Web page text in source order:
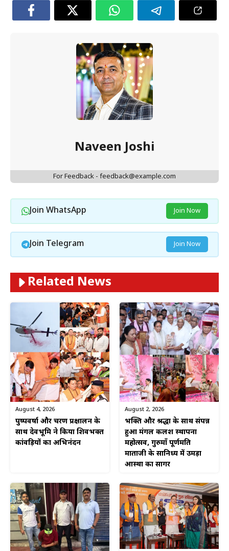
Naveen Joshi
For Feedback - feedback@example.com
Join WhatsApp Join Now
Join Telegram Join Now
Related News
August 4, 2026
पुष्पवर्षा और चरण प्रक्षालन के
साथ देवभूमि ने किया शिवभक्त
कांवड़ियों का अभिनंदन
August 2, 2026
भक्ति और श्रद्धा के साथ संपन्न
हुआ मंगल कलश स्थापना
महोत्सव, गुरुमाँ पूर्णमति
माताजी के सानिध्य में उमड़ा
आस्था का सागर